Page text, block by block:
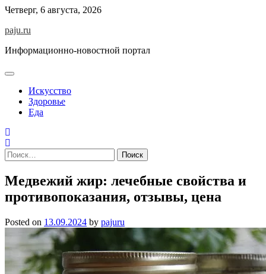
Skip
content
Четверг, 6 августа, 2026
paju.ru
Информационно-новостной портал
Искусство
Здоровье
Еда
Найти:
Медвежий жир: лечебные свойства и
противопоказания, отзывы, цена
Posted on 13.09.2024 by pajuru